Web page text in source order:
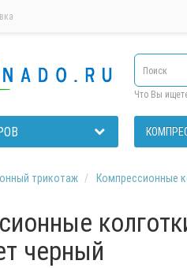
Что Вы
трикотаж Компрессионные
черный